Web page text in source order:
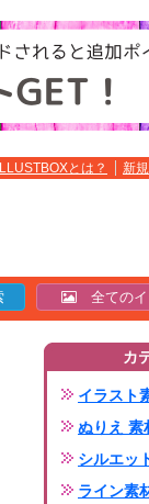
ILLUSTBOXとは？ 新
全てのイ
カ
イラスト
ぬりえ 素
シルエッ
ライン素